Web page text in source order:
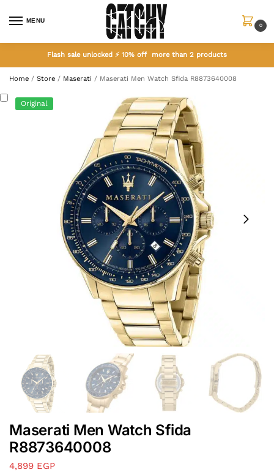
MENU
0
Flash sale unlocked ⚡ 10% off more than 2 products
Home / Store / Maserati / Maserati Men Watch Sfida R8873640008
Original
Maserati Men Watch Sfida
R8873640008
4,899 EGP